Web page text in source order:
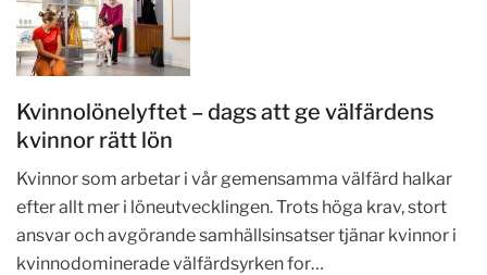
Kvinnolönelyftet – dags att ge välfärdens
kvinnor rätt lön
Kvinnor som arbetar i vår gemensamma välfärd halkar
efter allt mer i löneutvecklingen. Trots höga krav, stort
ansvar och avgörande samhällsinsatser tjänar kvinnor i
kvinnodominerade välfärdsyrken for…